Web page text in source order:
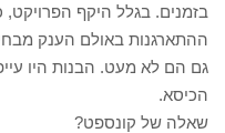
בזמנים. בגלל היקף
ההתארגנות באולם הענק
גם הם לא מעט. הבנות היו
הכיסא.
שאלה של קונספט?